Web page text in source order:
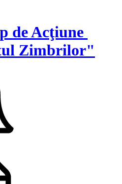
de Acţiune
Zimbrilor"